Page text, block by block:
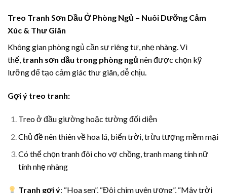
Treo Tranh Sơn Dầu Ở Phòng Ngủ – Nuôi Dưỡng Cảm
Xúc & Thư Giãn
Không gian phòng ngủ cần sự riêng tư, nhẹ nhàng. Vì
thế, tranh sơn dầu trong phòng ngủ nên được chọn kỹ
lưỡng để tạo cảm giác thư giãn, dễ chịu.
Gợi ý treo tranh:
Treo ở đầu giường hoặc tường đối diện
Chủ đề nên thiên về hoa lá, biển trời, trừu tượng mềm mại
Có thể chọn tranh đôi cho vợ chồng, tranh mang tính nữ
tính nhẹ nhàng
Tranh gợi ý: “Hoa sen”, “Đôi chim uyên ương”, “Mây trời